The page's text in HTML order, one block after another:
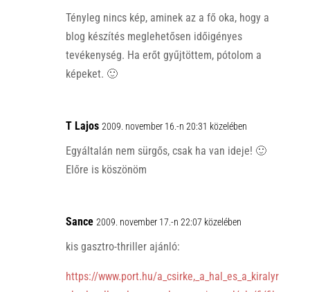
Tényleg nincs kép, aminek az a fő oka, hogy a
blog készítés meglehetősen időigényes
tevékenység. Ha erőt gyűjtöttem, pótolom a
képeket. 🙂
T Lajos 2009. november 16.-n 20:31 közelében
Egyáltalán nem sürgős, csak ha van ideje! 🙂
Előre is köszönöm
Sance 2009. november 17.-n 22:07 közelében
kis gasztro-thriller ajánló:
https://www.port.hu/a_csirke,_a_hal_es_a_kiralyr